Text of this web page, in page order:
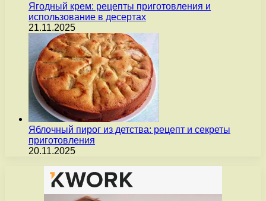
Ягодный крем: рецепты приготовления и
использование в десертах
21.11.2025
Яблочный пирог из детства: рецепт и секреты
приготовления
20.11.2025